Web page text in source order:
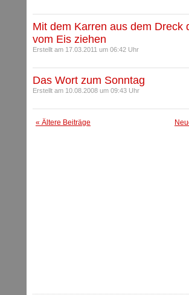
Mit dem Karren aus dem Dreck
vom Eis ziehen
Erstellt am 17.03.2011 um 06:42 Uhr
Das Wort zum Sonntag
Erstellt am 10.08.2008 um 09:43 Uhr
« Ältere Beiträge